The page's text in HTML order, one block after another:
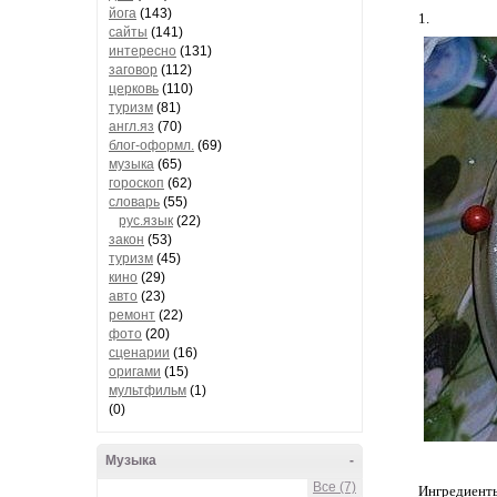
йога (143)
сайты (141)
интересно (131)
заговор (112)
церковь (110)
туризм (81)
англ.яз (70)
блог-оформл. (69)
музыка (65)
гороскоп (62)
словарь (55)
рус.язык (22)
закон (53)
туризм (45)
кино (29)
авто (23)
ремонт (22)
фото (20)
сценарии (16)
оригами (15)
мультфильм (1)
(0)
-
Музыка
Все (7)
1.